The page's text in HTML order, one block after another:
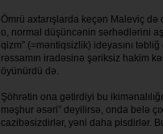
Ömrü axtarışlarda keçən Maleviç
o, normal düşüncə­nin sərhəd­lərini
qizm” (=məntiqsiz­lik) ideyasını
rəssamın iradəsinə şərik­siz hakim
öyünürdü də.
Şöhrətin ona gətirdiyi bu
məşhur əsəri” deyilirsə, onda belə
cazibəsizdirlər, yəni daha pisdirlər.